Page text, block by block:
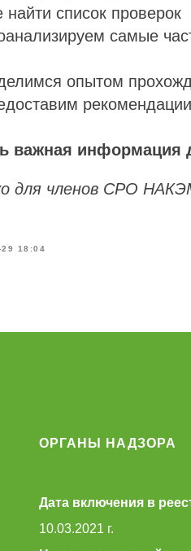
найти список проверок
самые
опытом
важная информация
для членов СРО
18:04
ОРГАНЫ НАДЗОРА
Дата включения в
10.03.2021 г.